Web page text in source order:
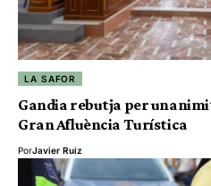
LA SAFOR
Gandia rebutja per
Gran Afluència Turística
PorJavier Ruiz